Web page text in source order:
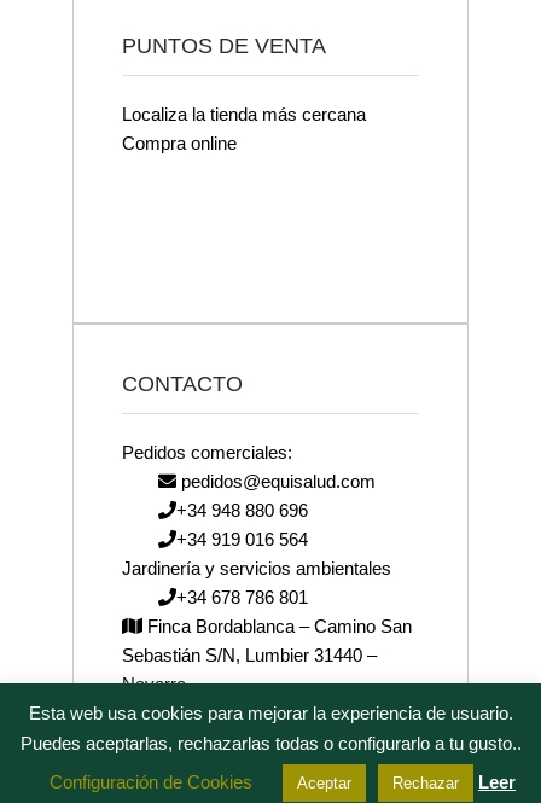
PUNTOS DE VENTA
Localiza la tienda más cercana
Compra online
CONTACTO
Pedidos comerciales:
pedidos@equisalud.com
+34 948 880 696
+34 919 016 564
Jardinería y servicios ambientales
+34 678 786 801
Finca Bordablanca – Camino San
Sebastián S/N, Lumbier 31440 –
Navarra
josenea@josenea.bio
Esta web usa cookies para mejorar la experiencia de usuario.
Puedes aceptarlas, rechazarlas todas o configurarlo a tu gusto..
Configuración de Cookies
Aceptar Rechazar Leer